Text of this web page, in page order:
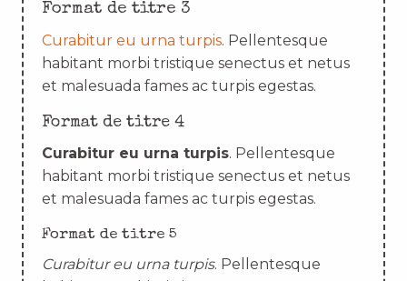
Format de titre 3
Curabitur eu urna turpis. Pellentesque
habitant morbi tristique senectus et netus
et malesuada fames ac turpis egestas.
Format de titre 4
Curabitur eu urna turpis. Pellentesque
habitant morbi tristique senectus et netus
et malesuada fames ac turpis egestas.
Format de titre 5
Curabitur eu urna turpis. Pellentesque